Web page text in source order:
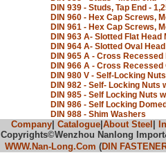
DIN 939 - Studs, Tap End -
DIN 960 - Hex Cap Screws,
DIN 961 - Hex Cap Screws,
DIN 963 A- Slotted Flat
DIN 964 A- Slotted Oval
DIN 965 A - Cross
DIN 966 A - Cross
DIN 980 V - Self-Locking
DIN 982 - Self- Locking
DIN 985 - Self Locking Nuts
DIN 986 - Self Locking
DIN 988 - Shim Washers
Company Catalogue About Steel
Copyrights©Wenzhou Nanlong
WWW.Nan-Long.Com (DIN